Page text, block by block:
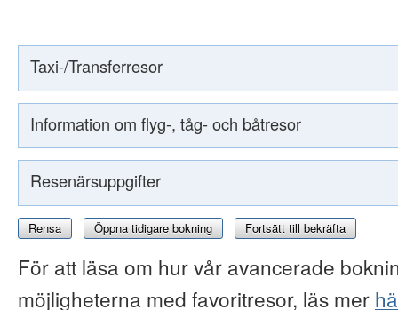
Taxi-/Transferresor
Information om flyg-, tåg- och båtresor
Resenärsuppgifter
Rensa Öppna tidigare bokning Fortsätt till bekräfta
För att läsa om hur vår avancerade
möjligheterna med favoritresor, läs mer